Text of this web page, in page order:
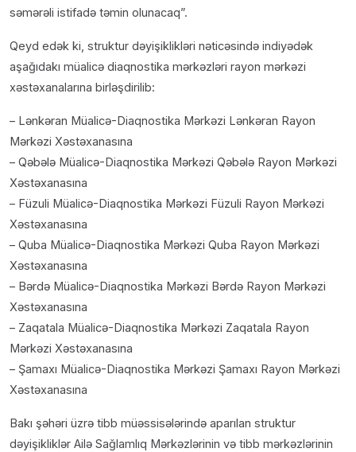
səmərəli istifadə təmin olunacaq”.
Qeyd edək ki, struktur dəyişiklikləri nəticəsində indiyədək
aşağıdakı müalicə diaqnostika mərkəzləri rayon mərkəzi
xəstəxanalarına birləşdirilib:
– Lənkəran Müalicə-Diaqnostika Mərkəzi Lənkəran Rayon
Mərkəzi Xəstəxanasına
– Qəbələ Müalicə-Diaqnostika Mərkəzi Qəbələ Rayon Mərkəzi
Xəstəxanasına
– Füzuli Müalicə-Diaqnostika Mərkəzi Füzuli Rayon Mərkəzi
Xəstəxanasına
– Quba Müalicə-Diaqnostika Mərkəzi Quba Rayon Mərkəzi
Xəstəxanasına
– Bərdə Müalicə-Diaqnostika Mərkəzi Bərdə Rayon Mərkəzi
Xəstəxanasına
– Zaqatala Müalicə-Diaqnostika Mərkəzi Zaqatala Rayon
Mərkəzi Xəstəxanasına
– Şamaxı Müalicə-Diaqnostika Mərkəzi Şamaxı Rayon Mərkəzi
Xəstəxanasına
Bakı şəhəri üzrə tibb müəssisələrində aparılan struktur
dəyişikliklər Ailə Sağlamlıq Mərkəzlərinin və tibb mərkəzlərinin